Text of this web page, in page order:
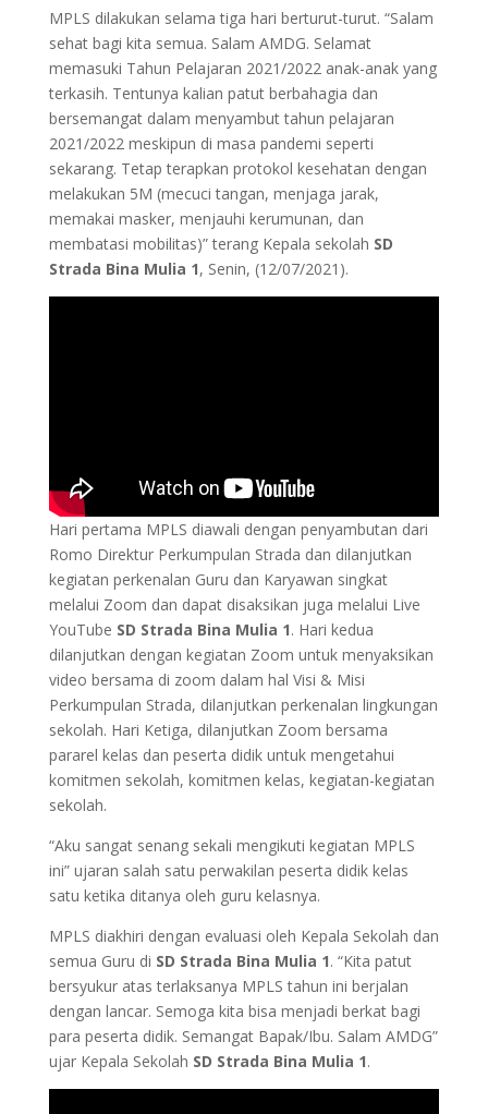
MPLS dilakukan selama tiga hari berturut-turut. “Salam
sehat bagi kita semua. Salam AMDG. Selamat
memasuki Tahun Pelajaran 2021/2022 anak-anak yang
terkasih. Tentunya kalian patut berbahagia dan
bersemangat dalam menyambut tahun pelajaran
2021/2022 meskipun di masa pandemi seperti
sekarang. Tetap terapkan protokol kesehatan dengan
melakukan 5M (mecuci tangan, menjaga jarak,
memakai masker, menjauhi kerumunan, dan
membatasi mobilitas)” terang Kepala sekolah SD
Strada Bina Mulia 1, Senin, (12/07/2021).
Hari pertama MPLS diawali dengan penyambutan dari
Romo Direktur Perkumpulan Strada dan dilanjutkan
kegiatan perkenalan Guru dan Karyawan singkat
melalui Zoom dan dapat disaksikan juga melalui Live
YouTube SD Strada Bina Mulia 1. Hari kedua
dilanjutkan dengan kegiatan Zoom untuk menyaksikan
video bersama di zoom dalam hal Visi & Misi
Perkumpulan Strada, dilanjutkan perkenalan lingkungan
sekolah. Hari Ketiga, dilanjutkan Zoom bersama
pararel kelas dan peserta didik untuk mengetahui
komitmen sekolah, komitmen kelas, kegiatan-kegiatan
sekolah.
“Aku sangat senang sekali mengikuti kegiatan MPLS
ini” ujaran salah satu perwakilan peserta didik kelas
satu ketika ditanya oleh guru kelasnya.
MPLS diakhiri dengan evaluasi oleh Kepala Sekolah dan
semua Guru di SD Strada Bina Mulia 1. “Kita patut
bersyukur atas terlaksanya MPLS tahun ini berjalan
dengan lancar. Semoga kita bisa menjadi berkat bagi
para peserta didik. Semangat Bapak/Ibu. Salam AMDG”
ujar Kepala Sekolah SD Strada Bina Mulia 1.